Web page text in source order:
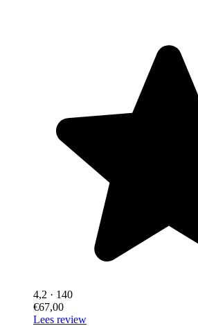
4,2 · 140
€67,00
Lees review